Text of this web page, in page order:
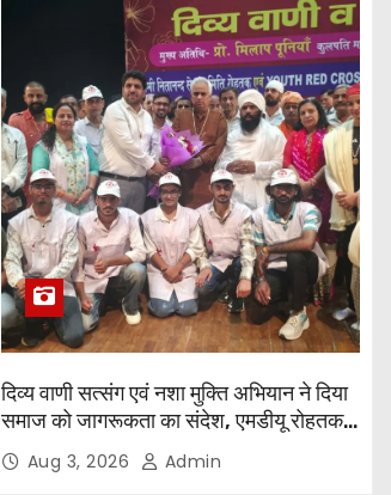
दिव्य वाणी सत्संग एवं नशा मुक्ति अभियान ने दिया
समाज को जागरूकता का संदेश, एमडीयू रोहतक में
हजारों लोगों ने लिया संकल्प
Aug 3, 2026 Admin